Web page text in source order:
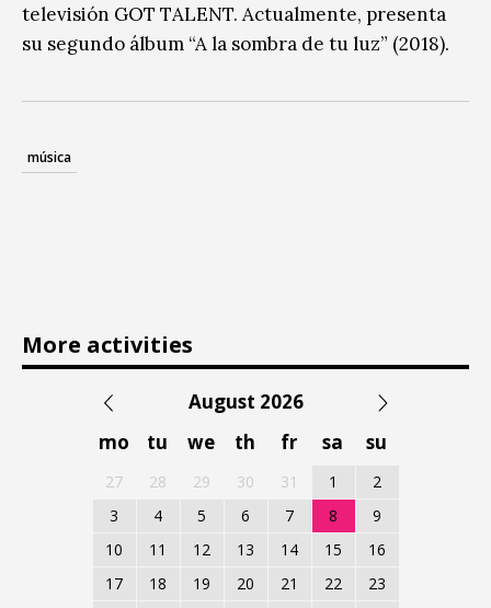
televisión GOT TALENT. Actualmente, presenta
su segundo álbum “A la sombra de tu luz” (2018).
música
More activities
August 2026
mo
tu we th fr sa su
27 28 29 30 31 1
2
3
4 5 6 7 8
9
10
11 12 13 14 15
16
17
18 19 20 21 22
23